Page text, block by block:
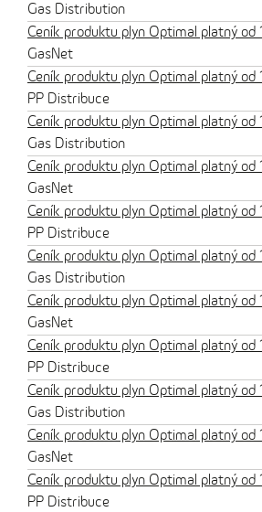
Gas Distribution
Ceník produktu plyn Optimal platný od
GasNet
Ceník produktu plyn Optimal platný od
PP Distribuce
Ceník produktu plyn Optimal platný od
Gas Distribution
Ceník produktu plyn Optimal platný od
GasNet
Ceník produktu plyn Optimal platný od
PP Distribuce
Ceník produktu plyn Optimal platný od
Gas Distribution
Ceník produktu plyn Optimal platný od
GasNet
Ceník produktu plyn Optimal platný od
PP Distribuce
Ceník produktu plyn Optimal platný od
Gas Distribution
Ceník produktu plyn Optimal platný od
GasNet
Ceník produktu plyn Optimal platný od
PP Distribuce